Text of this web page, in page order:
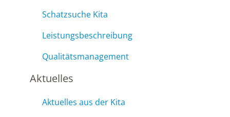
Schatzsuche Kita
Leistungsbeschreibung
Qualitätsmanagement
Aktuelles
Aktuelles aus der Kita